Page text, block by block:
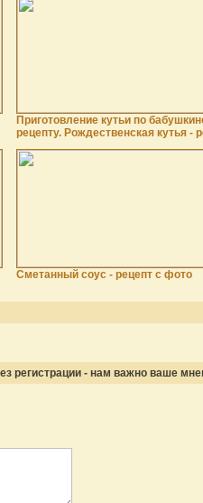
Приготовление кутьи по
рецепту. Рождественская кутья -
Сметанный соус - рецепт с фото
регистрации - нам важно ваше